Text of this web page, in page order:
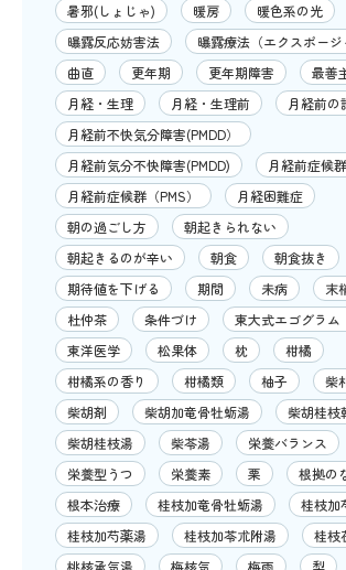
暑邪(しょじゃ)
暖房 暖色系の光
曝露反応妨害法
曝露療法（エクスポージ
曲直
更年期 更年期障害
最善
月経・生理
月経・生理前
月経前の
月経前不快気分障害(PMDD）
月経前気分不快障害(PMDD)
月経前症候群
月経前症候群（PMS）
月経困難症
朝の過ごし方
朝起きられない
朝起きるのが辛い
朝食 朝食抜き
期待値を下げる
期間 未病
末
杜仲茶
条件づけ
東大式エゴグラム
東洋医学
松果体 枕
柑橘
柑橘系の香り
柑橘類 柚子
柴
柴胡剤
柴胡加竜骨牡蛎湯
柴胡桂枝
柴胡桂枝湯
柴苓湯
栄養バランス
栄養型うつ
栄養素 栗
根拠の
根本治療
桂枝加竜骨牡蛎湯
桂枝加
桂枝加芍薬湯
桂枝加苓朮附湯
桂枝
桃核承気湯
梅核気 梅雨 梨